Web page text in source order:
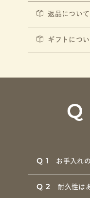
返品について
ギフトについ
Q1 お手入れ
Q2 耐久性は